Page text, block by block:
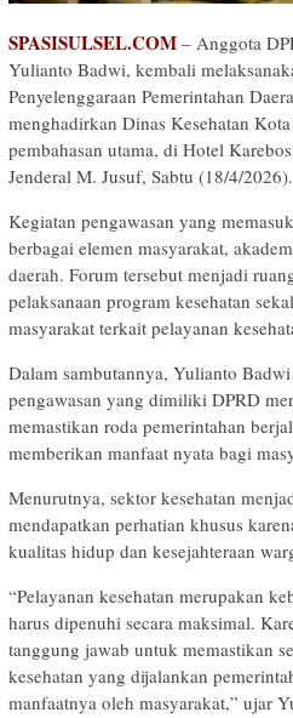
SPASISULSEL.COM – Anggota
Yulianto Badwi, kembali
Penyelenggaraan Pemerintahan
menghadirkan Dinas Kesehatan
pembahasan utama, di Hotel
Jenderal M. Jusuf, Sabtu (18/4/2026).
Kegiatan pengawasan yang
berbagai elemen masyarakat,
daerah. Forum tersebut menjadi
pelaksanaan program kesehatan
masyarakat terkait pelayanan
Dalam sambutannya, Yulianto
pengawasan yang dimiliki DPRD
memastikan roda pemerintahan
memberikan manfaat nyata bagi
Menurutnya, sektor kesehatan
mendapatkan perhatian khusus
kualitas hidup dan kesejahteraan
“Pelayanan kesehatan merupakan
harus dipenuhi secara maksimal.
tanggung jawab untuk memastikan
kesehatan yang dijalankan
manfaatnya oleh masyarakat,” ujar